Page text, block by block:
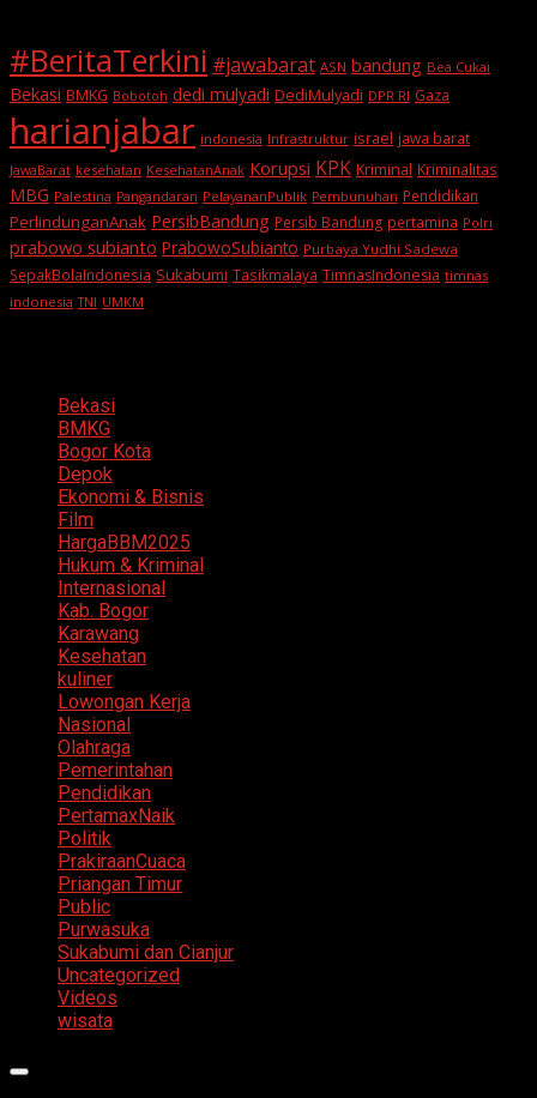
#BeritaTerkini #jawabarat ASN bandung Bea Cukai
Bekasi BMKG Bobotoh dedi mulyadi DediMulyadi DPR RI Gaza
harianjabar indonesia Infrastruktur israel jawa barat
JawaBarat kesehatan KesehatanAnak Korupsi KPK Kriminal Kriminalitas
MBG Palestina Pangandaran PelayananPublik Pembunuhan Pendidikan
PerlindunganAnak PersibBandung Persib Bandung pertamina Polri
prabowo subianto PrabowoSubianto Purbaya Yudhi Sadewa
SepakBolaIndonesia Sukabumi Tasikmalaya TimnasIndonesia timnas
indonesia TNI UMKM
Bekasi
BMKG
Bogor Kota
Depok
Ekonomi & Bisnis
Film
HargaBBM2025
Hukum & Kriminal
Internasional
Kab. Bogor
Karawang
Kesehatan
kuliner
Lowongan Kerja
Nasional
Olahraga
Pemerintahan
Pendidikan
PertamaxNaik
Politik
PrakiraanCuaca
Priangan Timur
Public
Purwasuka
Sukabumi dan Cianjur
Uncategorized
Videos
wisata
Primary